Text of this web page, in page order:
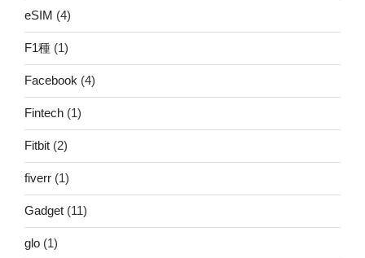
eSIM (4)
F1種 (1)
Facebook (4)
Fintech (1)
Fitbit (2)
fiverr (1)
Gadget (11)
glo (1)